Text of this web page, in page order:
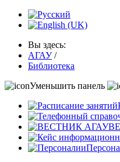
Вы здесь:
АГАУ /
Библиотека
Уменьшить панель